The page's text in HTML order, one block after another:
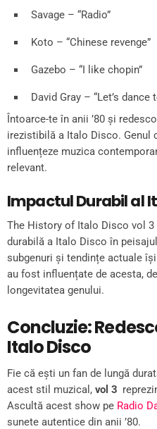
Savage – “Radio”
Koto – “Chinese revenge”
Gazebo – “I like chopin”
David Gray – “Let’s dance
Întoarce-te în anii ’80 și
irezistibilă a Italo Disco. Genul
influențeze muzica
relevant.
Impactul Durabil al
The History of Italo Disco vol
durabilă a Italo Disco în
subgenuri și tendințe actuale
au fost influențate de acesta,
longevitatea genului.
Concluzie:
Italo Disco
Fie că ești un fan de lungă
acest stil muzical, vol 3
Ascultă acest show pe Radio
sunete autentice din anii ’80.